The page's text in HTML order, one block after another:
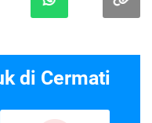
di Cermati